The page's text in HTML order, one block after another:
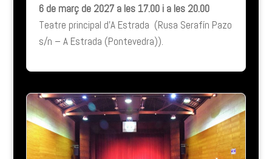
6 de març de 2027 a les 17.00 i a les 20.00
Teatre principal d’A Estrada (Rusa Serafín Pazo
s/n – A Estrada (Pontevedra)).